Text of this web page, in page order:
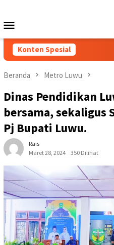
konten
Mobile
Konten Spesial
Beranda Metro Luwu
Dinas Pendidikan
bersama, sekaligus
Pj Bupati Luwu.
Rais
Maret 28, 2024
350 Dilihat